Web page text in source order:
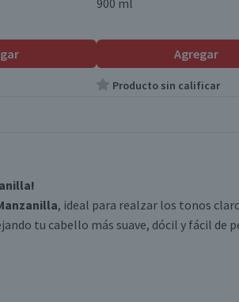
900 ml
Agregar
Producto sin calificar
, ideal para realzar los tonos
tu cabello más suave, dócil y fácil de